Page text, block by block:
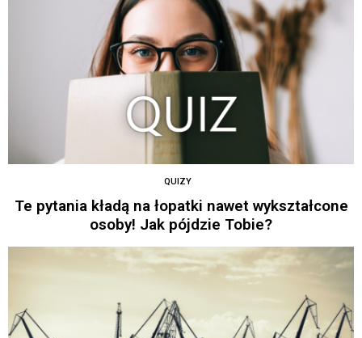
QUIZY
Te pytania kładą na łopatki nawet wykształcone
osoby! Jak pójdzie Tobie?